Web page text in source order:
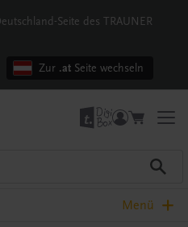
Seite des TRAUNER
Zur .at Seite wechseln
Menü